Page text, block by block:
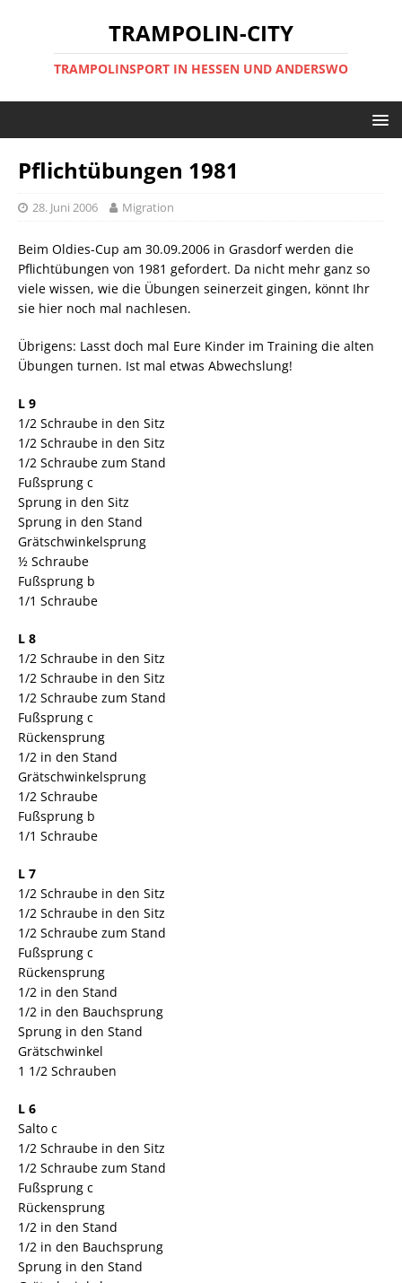
TRAMPOLIN-CITY
TRAMPOLINSPORT IN HESSEN UND ANDERSWO
Pflichtübungen 1981
28. Juni 2006 Migration
Beim Oldies-Cup am 30.09.2006 in Grasdorf werden die
Pflichtübungen von 1981 gefordert. Da nicht mehr ganz so
viele wissen, wie die Übungen seinerzeit gingen, könnt Ihr
sie hier noch mal nachlesen.
Übrigens: Lasst doch mal Eure Kinder im Training die alten
Übungen turnen. Ist mal etwas Abwechslung!
L 9
1/2 Schraube in den Sitz
1/2 Schraube in den Sitz
1/2 Schraube zum Stand
Fußsprung c
Sprung in den Sitz
Sprung in den Stand
Grätschwinkelsprung
½ Schraube
Fußsprung b
1/1 Schraube
L 8
1/2 Schraube in den Sitz
1/2 Schraube in den Sitz
1/2 Schraube zum Stand
Fußsprung c
Rückensprung
1/2 in den Stand
Grätschwinkelsprung
1/2 Schraube
Fußsprung b
1/1 Schraube
L 7
1/2 Schraube in den Sitz
1/2 Schraube in den Sitz
1/2 Schraube zum Stand
Fußsprung c
Rückensprung
1/2 in den Stand
1/2 in den Bauchsprung
Sprung in den Stand
Grätschwinkel
1 1/2 Schrauben
L 6
Salto c
1/2 Schraube in den Sitz
1/2 Schraube zum Stand
Fußsprung c
Rückensprung
1/2 in den Stand
1/2 in den Bauchsprung
Sprung in den Stand